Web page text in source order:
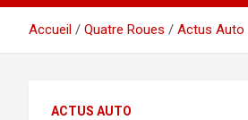
Accueil Quatre Roues Actus Auto
ACTUS AUTO